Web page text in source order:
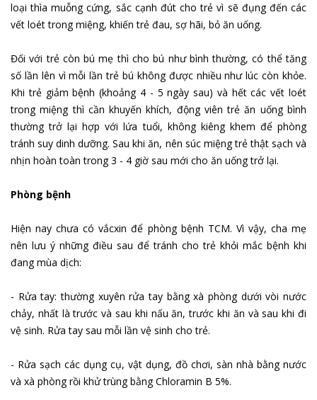
loại thìa muỗng cứng, sắc cạnh đút cho trẻ vì sẽ đụng đến các
vết loét trong miệng, khiến trẻ đau, sợ hãi, bỏ ăn uống.
Đối với trẻ còn bú mẹ thì cho bú như bình thường, có thể tăng
số lần lên vì mỗi lần trẻ bú không được nhiều như lúc còn khỏe.
Khi trẻ giảm bệnh (khoảng 4 - 5 ngày sau) và hết các vết loét
trong miệng thì cần khuyến khích, động viên trẻ ăn uống bình
thường trở lại hợp với lứa tuổi, không kiêng khem để phòng
tránh suy dinh dưỡng. Sau khi ăn, nên súc miệng trẻ thật sạch và
nhịn hoàn toàn trong 3 - 4 giờ sau mới cho ăn uống trở lại.
Phòng bệnh
Hiện nay chưa có vắcxin để phòng bệnh TCM. Vì vậy, cha mẹ
nên lưu ý những điều sau để tránh cho trẻ khỏi mắc bệnh khi
đang mùa dịch:
- Rửa tay: thường xuyên rửa tay bằng xà phòng dưới vòi nước
chảy, nhất là trước và sau khi nấu ăn, trước khi ăn và sau khi đi
vệ sinh. Rửa tay sau mỗi lần vệ sinh cho trẻ.
- Rửa sạch các dụng cụ, vật dụng, đồ chơi, sàn nhà bằng nước
và xà phòng rồi khử trùng bằng Chloramin B 5%.